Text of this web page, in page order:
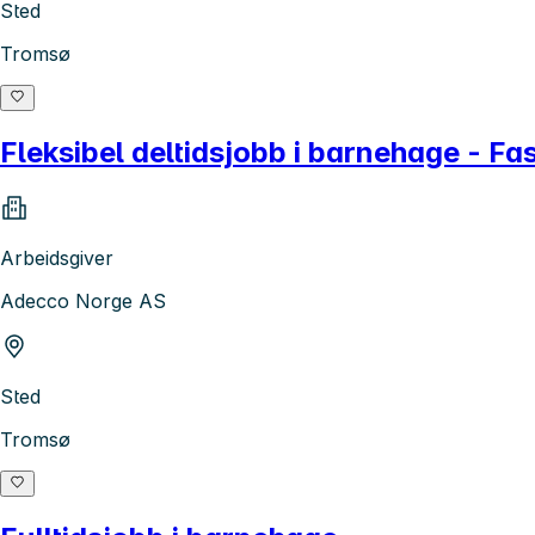
Sted
Tromsø
Fleksibel deltidsjobb i barnehage -
Arbeidsgiver
Adecco Norge AS
Sted
Tromsø